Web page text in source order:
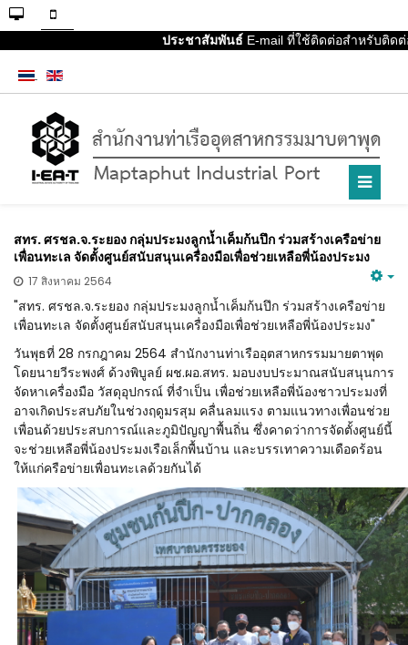
ประชาสัมพันธ์E-mail ที่ใช้ติดต่อสำหรับติดต่อ
สทร. ศรชล.จ.ระยอง กลุ่มประมงลูกน้ำเค็มก้นปึก ร่วมสร้างเครือข่าย
เพื่อนทะเล จัดตั้งศูนย์สนับสนุนเครื่องมือเพื่อช่วยเหลือพี่น้องประมง
17 สิงหาคม 2564
"สทร. ศรชล.จ.ระยอง กลุ่มประมงลูกน้ำเค็มก้นปึก ร่วมสร้างเครือข่าย
เพื่อนทะเล จัดตั้งศูนย์สนับสนุนเครื่องมือเพื่อช่วยเหลือพี่น้องประมง"
วันพุธที่ 28 กรกฎาคม 2564 สำนักงานท่าเรืออุตสาหกรรมมายตาพุด
โดยนายวีระพงศ์ ด้วงพิบูลย์ ผช.ผอ.สทร. มอบงบประมาณสนับสนุนการ
จัดหาเครื่องมือ วัสดุอุปกรณ์ ที่จำเป็น เพื่อช่วยเหลือพี่น้องชาวประมงที่
อาจเกิดประสบภัยในช่วงฤดูมรสุม คลื่นลมแรง ตามแนวทางเพื่อนช่วย
เพื่อนด้วยประสบการณ์และภูมิปัญญาพื้นถิ่น ซึ่งคาดว่าการจัดตั้งศูนย์นี้
จะช่วยเหลือพี่น้องประมงเรือเล็กพื้นบ้าน และบรรเทาความเดือดร้อน
ให้แก่ครือข่ายเพื่อนทะเลด้วยกันได้